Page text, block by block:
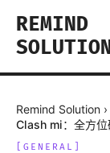
REMIND
Remind Solution ›
Clash mi：全方
GENERAL